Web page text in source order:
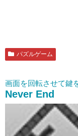
パズルゲーム
画面を回転させて鍵
Never End